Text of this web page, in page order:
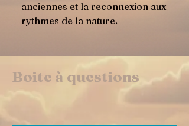
anciennes et la reconnexion aux
rythmes de la nature.
Boite à questions